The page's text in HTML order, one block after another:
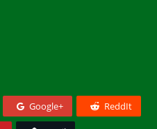
Google+ ReddIt